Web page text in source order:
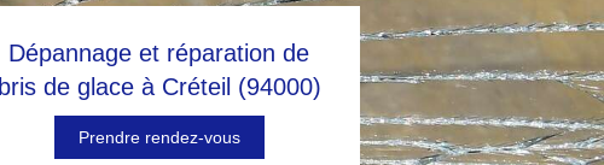
Dépannage et réparation de
bris de glace à Créteil (94000)
Prendre rendez-vous